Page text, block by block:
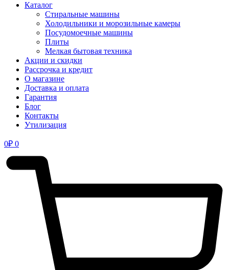
Каталог
Стиральные машины
Холодильники и морозильные камеры
Посудомоечные машины
Плиты
Мелкая бытовая техника
Акции и скидки
Рассрочка и кредит
О магазине
Доставка и оплата
Гарантия
Блог
Контакты
Утилизация
0₽ 0